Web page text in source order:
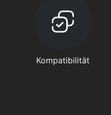
Kompatibilität